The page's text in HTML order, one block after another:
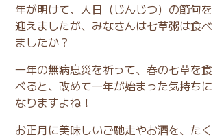
年が明けて、人日（じんじつ）の節句を
迎えましたが、みなさんは七草粥は食べ
ましたか？
一年の無病息災を祈って、春の七草を食
べると、改めて一年が始まった気持ちに
なりますよね！
お正月に美味しいご馳走やお酒を、たく